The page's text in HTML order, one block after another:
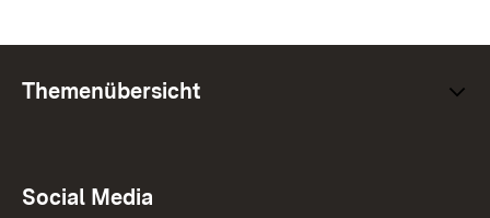
Themenübersicht
Social Media